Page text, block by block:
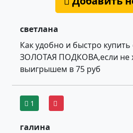
светлана
Как удобно и быстро
ЗОЛОТАЯ ПОДКОВА,если не
выигрышем в 75 руб
1
галина